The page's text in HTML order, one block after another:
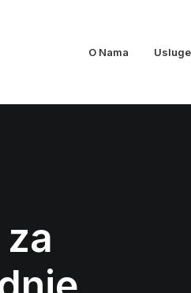
O Nama Usluge